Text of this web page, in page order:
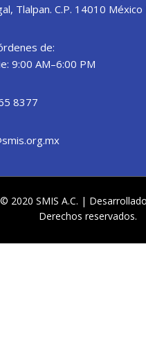
Tlalpan. C.P. 14010 México
de:
9:00 AM–6:00 PM
8377
2020 SMIS A.C. |
Derechos reservados.